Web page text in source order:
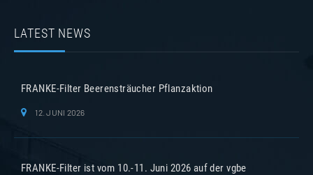
LATEST NEWS
FRANKE-Filter Beerensträucher Pflanzaktion
12. JUNI 2026
FRANKE-Filter ist vom 10.-11. Juni 2026 auf der vgbe